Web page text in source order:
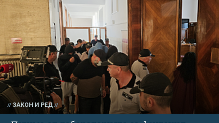
ЗАКОН И РЕД